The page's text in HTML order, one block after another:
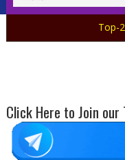
Top-20 History
Click Here to Join our